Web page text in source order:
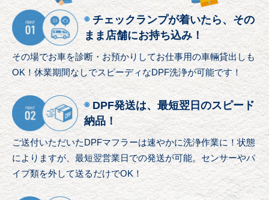
◉ チェックランプが着いたら、その
まま店舗にお持ち込み！
その場でお車を診断・お預かりしてお仕事用の車輛貸出しも
OK！休業期間なしでスピーディなDPF洗浄が可能です！
◉DPF発送は、最短翌日のスピード
納品！
ご送付いただいたDPFマフラーは速やかに洗浄作業に！状態
によりますが、最短翌営業日での発送が可能。センサーやパ
イプ類を外して送るだけでOK！